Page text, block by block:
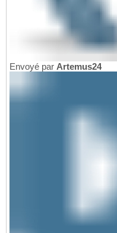
Envoyé par Artemus24